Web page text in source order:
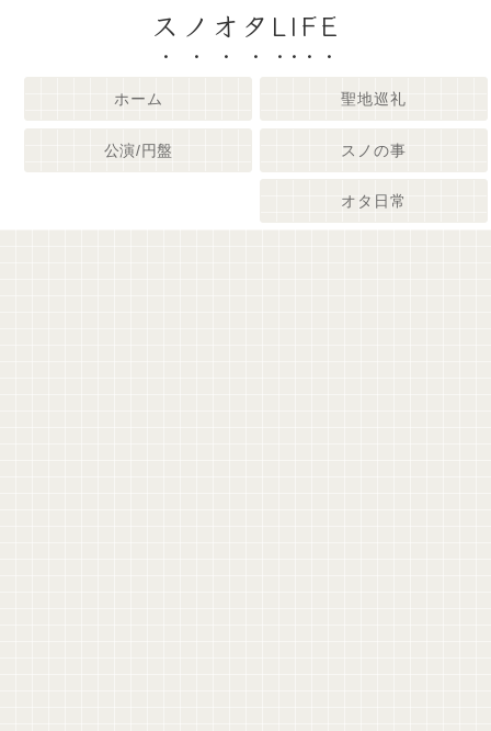
スノオタLIFE
ホーム 聖地巡礼
公演/円盤 スノの事
オタ日常